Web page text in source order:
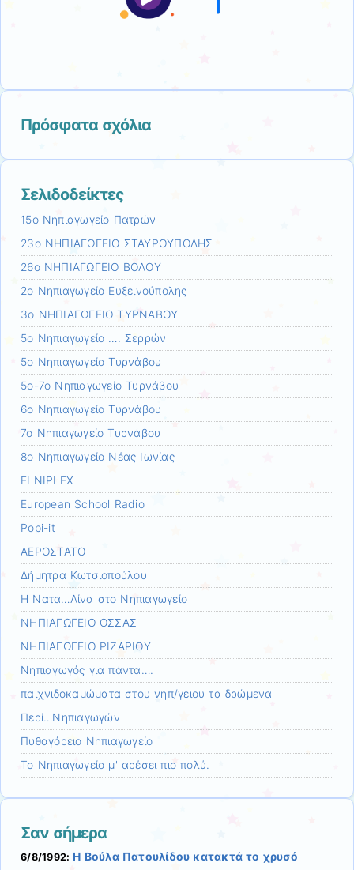
Πρόσφατα σχόλια
Σελιδοδείκτες
15ο Νηπιαγωγείο Πατρών
23ο ΝΗΠΙΑΓΩΓΕΙΟ ΣΤΑΥΡΟΥΠΟΛΗΣ
26ο ΝΗΠΙΑΓΩΓΕΙΟ ΒΟΛΟY
2ο Νηπιαγωγείο Ευξεινούπολης
3ο ΝΗΠΙΑΓΩΓΕΙΟ ΤΥΡΝΑΒΟΥ
5ο Νηπιαγωγείο …. Σερρών
5ο Νηπιαγωγείο Τυρνάβου
5ο-7ο Νηπιαγωγείο Τυρνάβου
6ο Νηπιαγωγείο Τυρνάβου
7ο Νηπιαγωγείο Τυρνάβου
8ο Νηπιαγωγείο Νέας Ιωνίας
ELNIPLEX
European School Radio
Popi-it
ΑΕΡΟΣΤΑΤΟ
Δήμητρα Κωτσιοπούλου
Η Νατα…Λίνα στο Νηπιαγωγείο
ΝΗΠΙΑΓΩΓΕΙΟ ΟΣΣΑΣ
ΝΗΠΙΑΓΩΓΕΙΟ ΡΙΖΑΡΙΟΥ
Νηπιαγωγός για πάντα….
παιχνιδοκαμώματα στου νηπ/γειου τα δρώμενα
Περί…Νηπιαγωγών
Πυθαγόρειο Νηπιαγωγείο
Το Νηπιαγωγείο μ' αρέσει πιο πολύ.
Σαν σήμερα
6/8/1992: Η Βούλα Πατουλίδου κατακτά το χρυσό